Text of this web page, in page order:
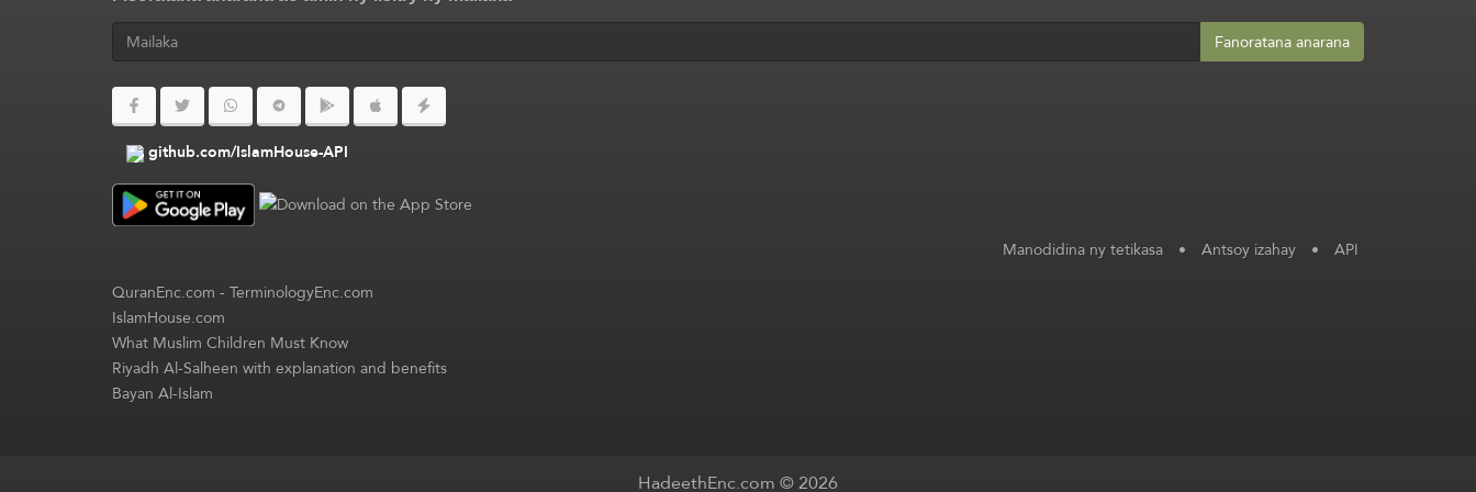
Fanoratana anarana
github.com/IslamHouse-API
Manodidina ny tetikasa • Antsoy izahay • API
QuranEnc.com-TerminologyEnc.com
IslamHouse.com
What Muslim Children Must Know
Riyadh Al-Salheen with explanation and benefits
Bayan Al-Islam
HadeethEnc.com © 2026